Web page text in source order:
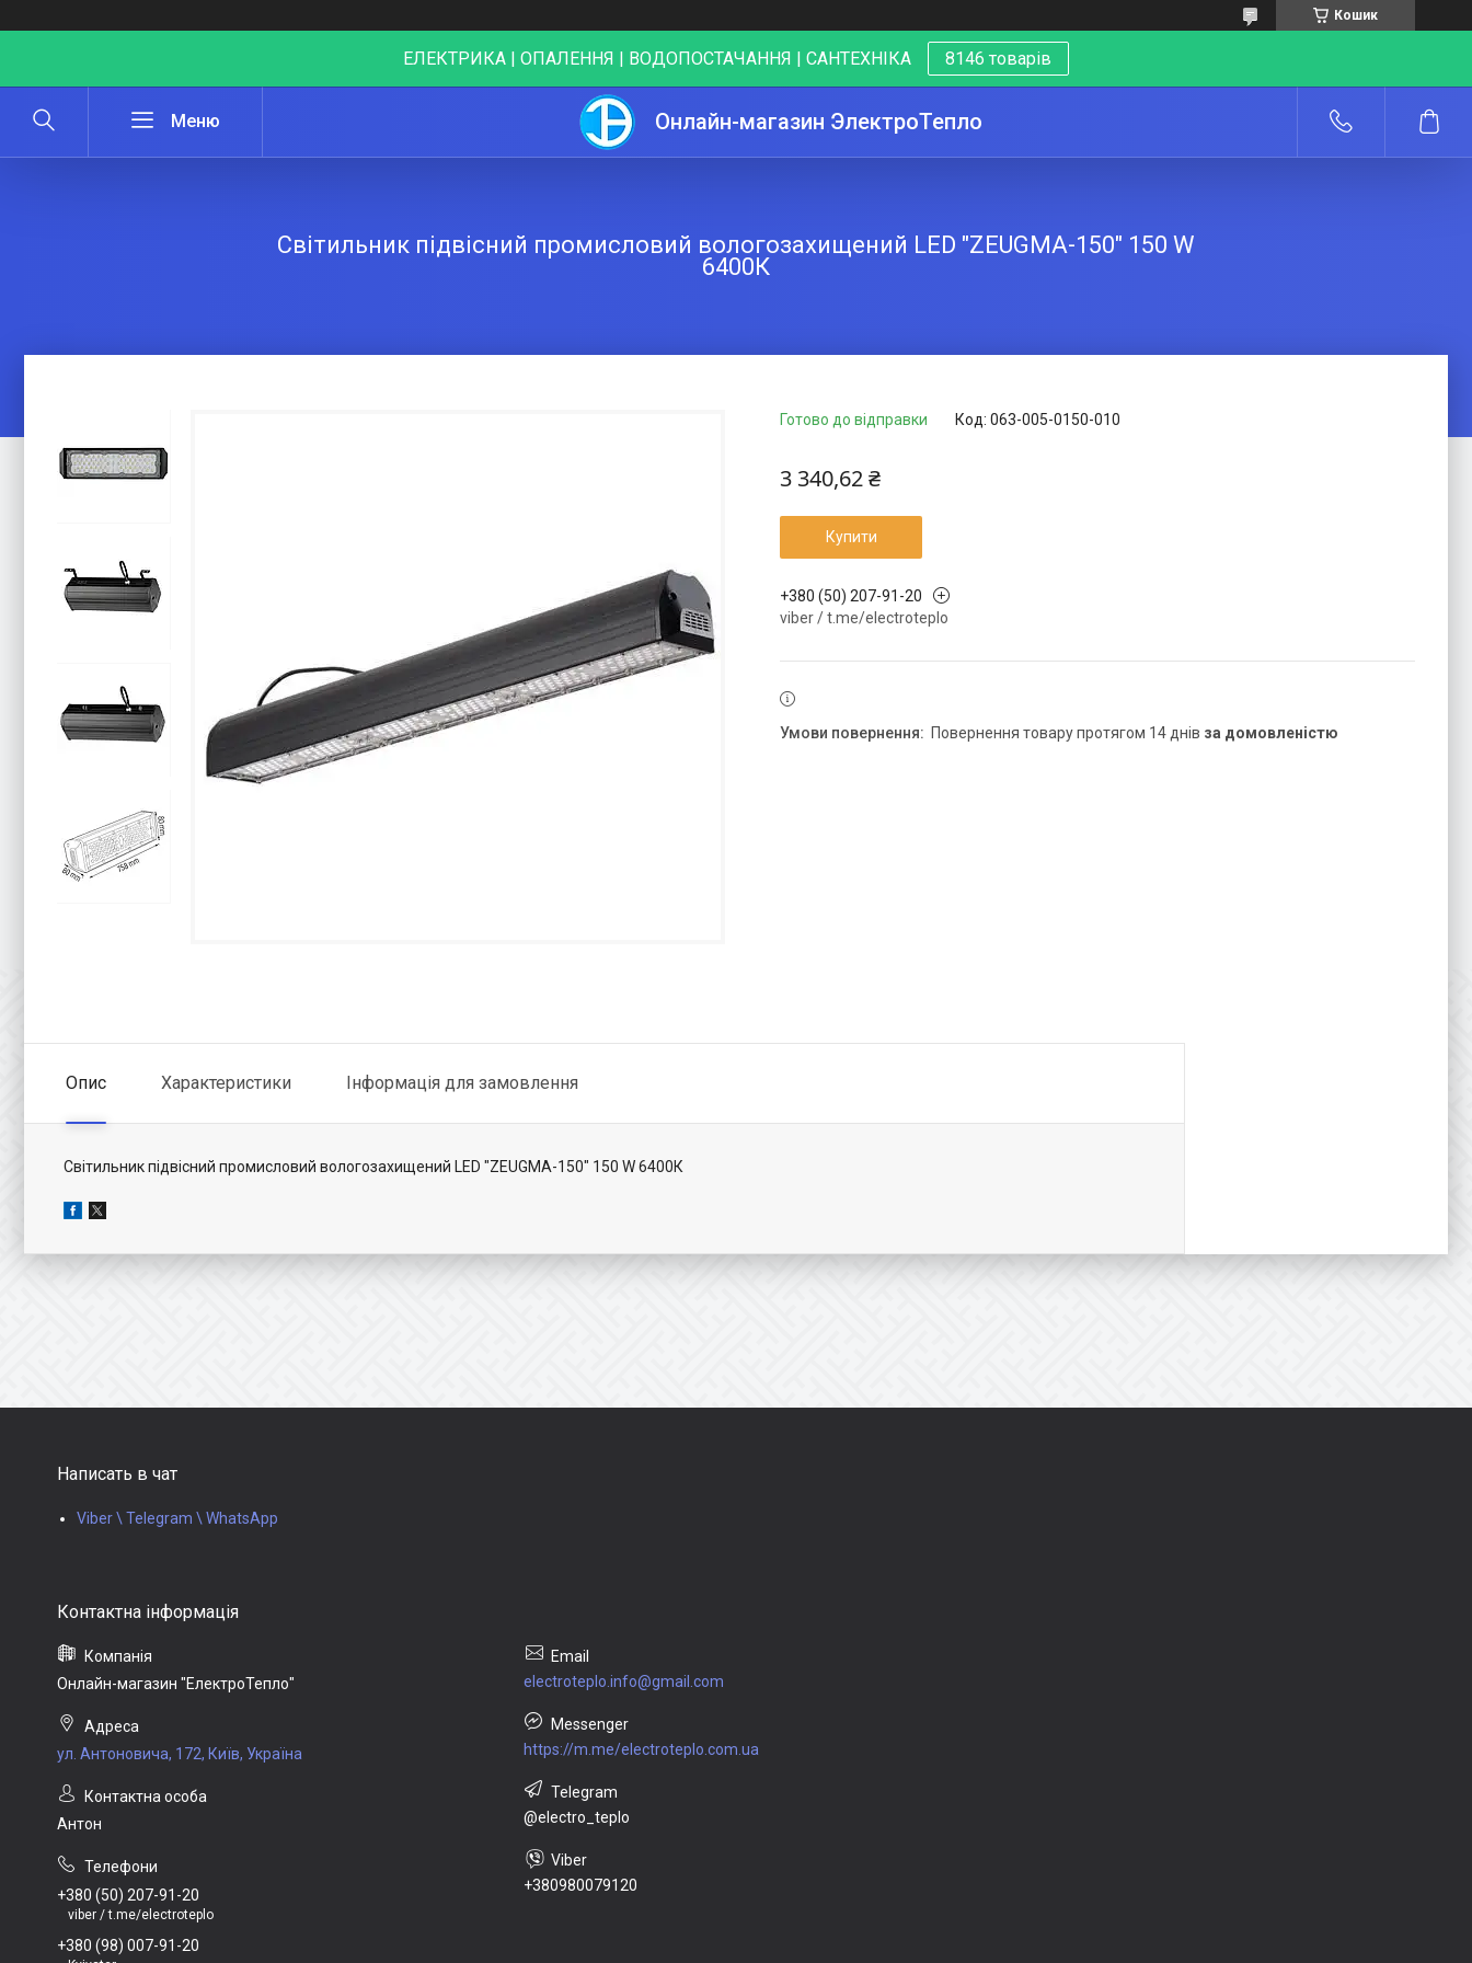
Кошик
ЕЛЕКТРИКА | ОПАЛЕННЯ | ВОДОПОСТАЧАННЯ | САНТЕХНІКА 8146 товарів
Онлайн-магазин ЭлектроТепло
Світильник підвісний промисловий вологозахищений LED "ZEUGMA-150" 150 W
6400К
Готово до відправки Код: 063-005-0150-010
3 340,62 ₴
Купити
+380 (50) 207-91-20
viber / t.me/electroteplo
повернення товару протягом 14 днів за домовленістю
Опис Характеристики Інформація для замовлення
Світильник підвісний промисловий вологозахищений LED "ZEUGMA-150" 150 W 6400К
Написать в чат
Viber \ Telegram \ WhatsApp
Онлайн-магазин "ЕлектроТепло"
ул. Антоновича, 172, Київ, Україна
Антон
+380 (50) 207-91-20
viber / t.me/electroteplo
+380 (98) 007-91-20
electroteplo.info@gmail.com
https://m.me/electroteplo.com.ua
@electro_teplo
+380980079120